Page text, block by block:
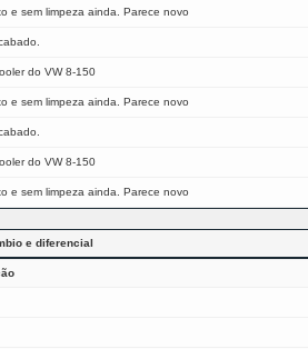
e sem limpeza ainda. Parece novo
do VW 8-150
e sem limpeza ainda. Parece novo
do VW 8-150
e sem limpeza ainda. Parece novo
e diferencial